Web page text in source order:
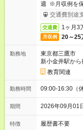
週 ※月収例を保
交通費別途
交通費 1ヶ月3
月収例 20～25
勤務地
東京都三鷹市
新小金井駅か
教育関連
勤務時間 09:00-16:30（
期間 2026年09月
特徴 履歴書不要